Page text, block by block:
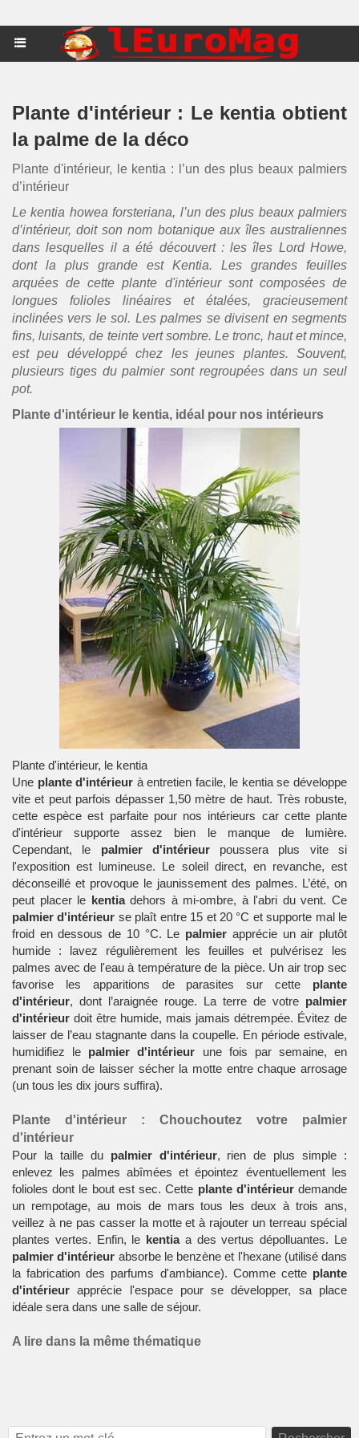
Plante d'intérieur : Le kentia obtient
la palme de la déco
Plante d'intérieur, le kentia : l’un des plus beaux palmiers
d’intérieur
Le kentia howea forsteriana, l’un des plus beaux palmiers
d’intérieur, doit son nom botanique aux îles australiennes
dans lesquelles il a été découvert : les îles Lord Howe,
dont la plus grande est Kentia. Les grandes feuilles
arquées de cette plante d'intérieur sont composées de
longues folioles linéaires et étalées, gracieusement
inclinées vers le sol. Les palmes se divisent en segments
fins, luisants, de teinte vert sombre. Le tronc, haut et mince,
est peu développé chez les jeunes plantes. Souvent,
plusieurs tiges du palmier sont regroupées dans un seul
pot.
Plante d'intérieur le kentia, idéal pour nos intérieurs
Plante d'intérieur, le kentia
Une plante d'intérieur à entretien facile, le kentia se développe
vite et peut parfois dépasser 1,50 mètre de haut. Très robuste,
cette espèce est parfaite pour nos intérieurs car cette plante
d'intérieur
supporte assez bien le manque de lumière.
Cependant, le palmier d'intérieur
poussera plus vite si
l'exposition est lumineuse. Le soleil direct, en revanche, est
déconseillé et provoque le jaunissement des palmes. L’été, on
peut placer le kentiadehors à mi-ombre, à l'abri du vent. Ce
palmier d'intérieur se plaît entre 15 et 20 °C et supporte mal le
froid en dessous de 10 °C. Le palmier apprécie un air plutôt
humide : lavez régulièrement les feuilles et pulvérisez les
palmes avec de l'eau à température de la pièce. Un air trop sec
favorise les apparitions de parasites sur cette plante
d'intérieur, dont l’araignée rouge. La terre de votre palmier
d'intérieur doit être humide, mais jamais détrempée. Évitez de
laisser de l’eau stagnante dans la coupelle. En période estivale,
humidifiez le palmier d'intérieur une fois par semaine, en
prenant soin de laisser sécher la motte entre chaque arrosage
(un tous les dix jours suffira).
Plante d'intérieur : Chouchoutez votre palmier
d'intérieur
Pour la taille du palmier d'intérieur, rien de plus simple :
enlevez les palmes abîmées et épointez éventuellement les
folioles dont le bout est sec. Cette plante d'intérieurdemande
un rempotage, au mois de mars tous les deux à trois ans,
veillez à ne pas casser la motte et à rajouter un terreau spécial
plantes vertes. Enfin, le kentiaa des vertus dépolluantes. Le
palmier d'intérieur absorbe le benzène et l'hexane (utilisé dans
la fabrication des parfums d'ambiance). Comme cette plante
d'intérieur apprécie l'espace pour se développer, sa place
idéale sera dans une salle de séjour.
A lire dans la même thématique